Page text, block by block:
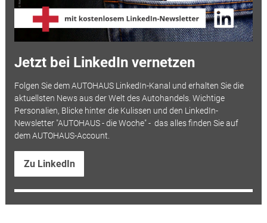
Jetzt bei LinkedIn vernetzen
Folgen Sie dem AUTOHAUS LinkedIn-Kanal und erhalten Sie die
aktuellsten News aus der Welt des Autohandels. Wichtige
Personalien, Blicke hinter die Kulissen und den LinkedIn-
Newsletter "AUTOHAUS - die Woche" - das alles finden Sie auf
dem AUTOHAUS-Account.
Zu LinkedIn